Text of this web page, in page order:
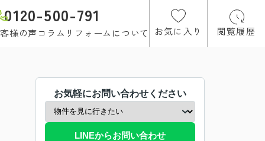
0120-500-791
様の声コラム リフォームについて お気に入り 閲覧履歴
お気軽にお問い合わせください
LINEからお問い合わせ